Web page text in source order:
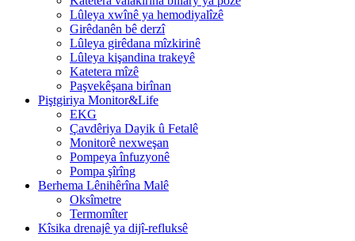
Lûleya xwînê ya hemodiyalîzê
Girêdanên bê derzî
Lûleya girêdana mîzkirinê
Lûleya kişandina trakeyê
Katetera mîzê
Paşvekêşana birînan
Piştgiriya Monitor&Life
EKG
Çavdêriya Dayik û Fetalê
Monitorê nexweşan
Pompeya înfuzyonê
Pompa şîrîng
Berhema Lênihêrîna Malê
Oksîmetre
Termomîter
Kîsika drenajê ya dijî-refluksê